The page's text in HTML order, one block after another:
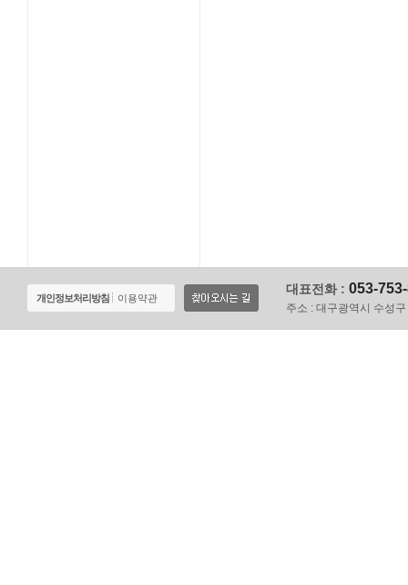
개인정보처리방침 이용약관
대표전화 : 053-
주소 : 대구광역시 수성